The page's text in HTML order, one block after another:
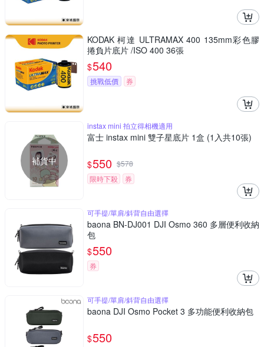
KODAK 柯達 ULTRAMAX 400 135mm彩色膠
捲負片底片 /ISO 400 36張
$540
挑戰低價 券
補貨中
instax mini 拍立得相機適用
富士 instax mini 雙子星底片 1盒 (1入共10張)
$550 $578
限時下殺
券
可手提/單肩/斜背自由選擇
baona BN-DJ001 DJI Osmo 360 多層便利收納
包
$550
券
可手提/單肩/斜背自由選擇
baona DJI Osmo Pocket 3 多功能便利收納包
$550